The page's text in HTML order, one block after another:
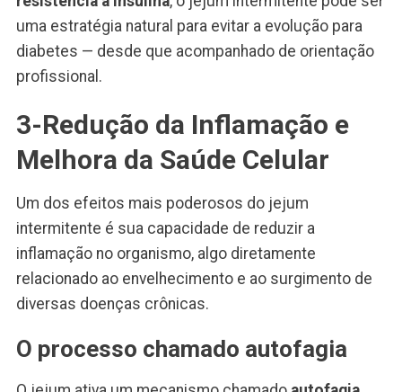
uma estratégia natural para evitar a evolução para
diabetes — desde que acompanhado de orientação
profissional.
3-Redução da Inflamação e
Melhora da Saúde Celular
Um dos efeitos mais poderosos do jejum
intermitente é sua capacidade de reduzir a
inflamação no organismo, algo diretamente
relacionado ao envelhecimento e ao surgimento de
diversas doenças crônicas.
O processo chamado autofagia